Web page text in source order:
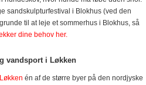
sandskulpturfestival i Blokhus (ved den
til at leje et sommerhus i Blokhus, så
dine behov her.
vandsport i Løkken
Løkken én af de større byer på den nordjyske